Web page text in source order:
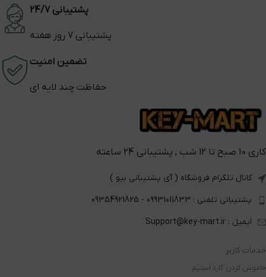
پشتیبانی 24/7
پشتیبانی 7 روز هفته
تضمین امنیت
حفاظت چند لایه ای
کاری 10 صبح تا 12 شب , پشتیبانی 24 ساعته
کانال تلگرام فروشگاه ( آی پشتیبانی بیو )
پشتیبانی تلفنی : 09931011833 - 09354921825
ایمیل : Support@key-mart.ir
خدمات کاربر
خاموش کردن گارد استیم